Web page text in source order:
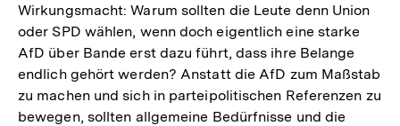
Wirkungsmacht: Warum sollten die Leute denn Union
oder SPD wählen, wenn doch eigentlich eine starke
AfD über Bande erst dazu führt, dass ihre Belange
endlich gehört werden? Anstatt die AfD zum Maßstab
zu machen und sich in parteipolitischen Referenzen zu
bewegen, sollten allgemeine Bedürfnisse und die